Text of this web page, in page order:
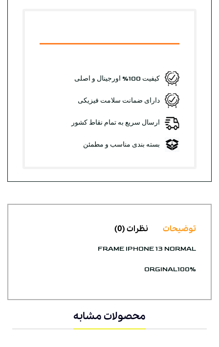
کیفیت 100% اورجینال و اصلی
دارای ضمانت سلامت فیزیکی
ارسال سریع به تمام نقاط کشور
بسته بندی مناسب و مطمئن
توضیحات نظرات (0)
FRAME IPHONE 13 NORMAL
ORGINAL100%
محصولات مشابه